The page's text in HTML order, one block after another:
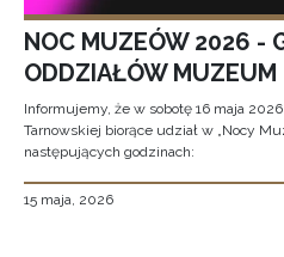
NOC MUZEÓW 2026 -
ODDZIAŁÓW MUZEUM
Informujemy, że w sobotę 16 maja
Tarnowskiej biorące udział w „Nocy
następujących godzinach:
15 maja, 2026